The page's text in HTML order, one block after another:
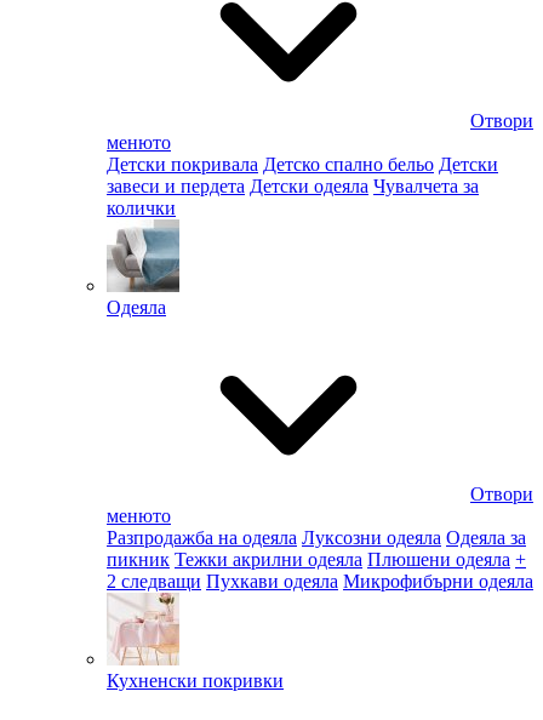
Отвори
менюто
Детски покривала Детско спално бельо Детски
завеси и пердета Детски одеяла Чувалчета за
колички
Одеяла
Отвори
менюто
Разпродажба на одеяла Луксозни одеяла Одеяла за
пикник Тежки акрилни одеяла Плюшени одеяла +
2 следващи Пухкави одеяла Микрофибърни одеяла
Кухненски покривки